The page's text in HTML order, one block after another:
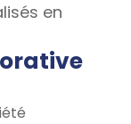
en